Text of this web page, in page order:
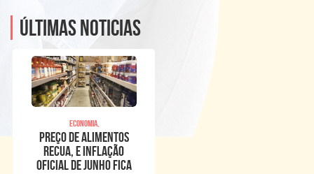
Últimas noticias
Economia,
Preço de alimentos
recua, e inflação
oficial de junho fica